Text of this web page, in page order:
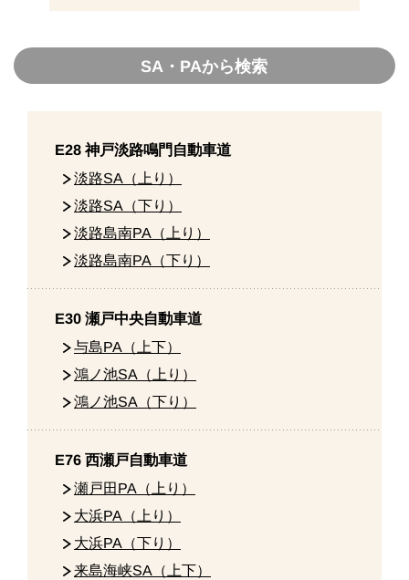
SA・PAから検索
E28 神戸淡路鳴門自動車道
淡路SA（上り）
淡路SA（下り）
淡路島南PA（上り）
淡路島南PA（下り）
E30 瀬戸中央自動車道
与島PA（上下）
鴻ノ池SA（上り）
鴻ノ池SA（下り）
E76 西瀬戸自動車道
瀬戸田PA（上り）
大浜PA（上り）
大浜PA（下り）
来島海峡SA（上下）